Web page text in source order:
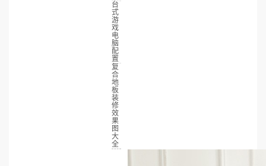
台
式
游
戏
电
脑
配
置
复
合
地
板
装
修
效
果
图
大
全